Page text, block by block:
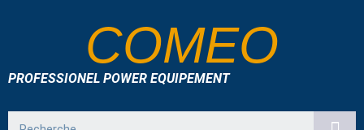
COMEO
PROFESSIONEL POWER EQUIPEMENT